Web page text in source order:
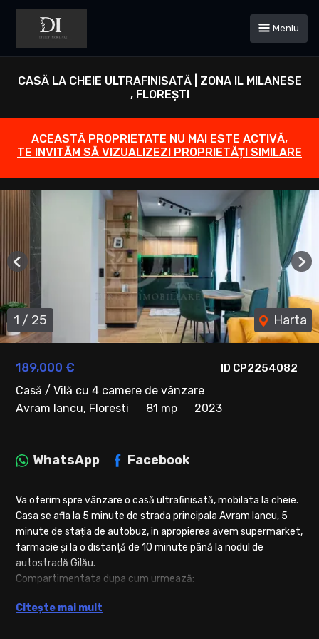
Meniu
CASĂ LA CHEIE ULTRAFINISATĂ | ZONA IL MILANESE
, FLOREȘTI
ACEASTĂ PROPRIETATE NU MAI ESTE ACTIVĂ,
TE INVITĂM SĂ VIZUALIZEZI PROPRIETĂȚI SIMILARE
ID CP2254082
189,000 €
Casă / Vilă cu 4 camere de vânzare
Avram Iancu, Floresti
81 mp 2023
1 / 25 Harta
Previous
WhatsApp Facebook
Va oferim spre vânzare o casă ultrafinisată, mobilata la cheie.
Casa se afla la 5 minute de strada principala Avram Iancu, 5
minute de stația de autobuz, in apropierea avem supermarket,
farmacie și la o distanță de 10 minute până la nodul de
autostradă Gilău.
Compartimentata dupa cum urmează:
-1 baie cu geam
Citește mai mult